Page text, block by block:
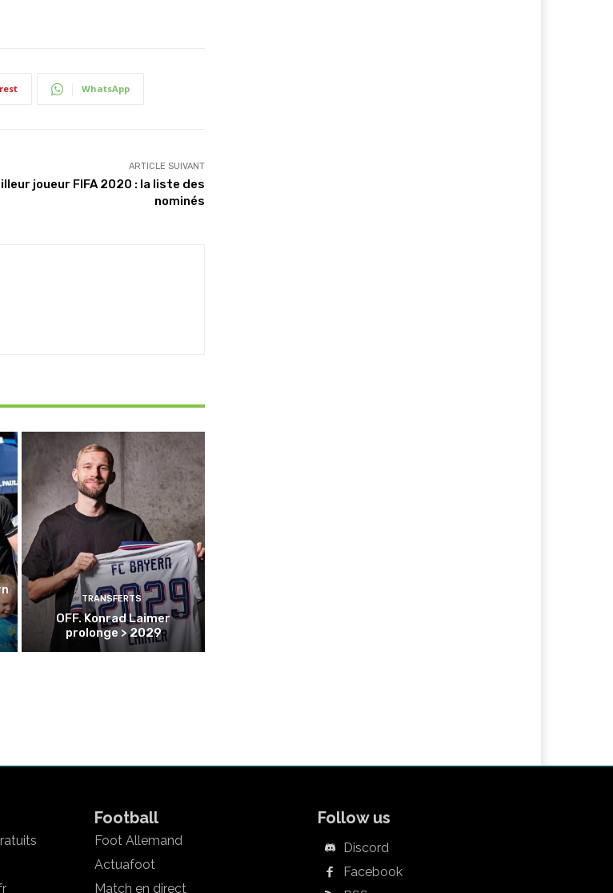
WhatsApp
ARTICLE SUIVANT
joueur FIFA 2020 : la liste des
nominés
TRANSFERTS
OFF. Konrad Laimer
prolonge > 2029
Football
Foot Allemand
Actuafoot
Match en direct
Follow us
Discord
Facebook